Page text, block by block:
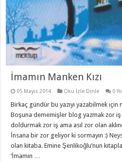
İmamın Manken Kızı
05 Mayıs 2014 Oku İzle Dinle 0
Birkaç gündür bu yazıyı yazabilmek
Boşuna dememişler blog yazmak zor
doldurmak zor iş ama asıl zor olan
İnsana bir zor geliyor ki sormayın :)
olan kitaba. Emine Şenlikoğlu’nun
‘İmamın …